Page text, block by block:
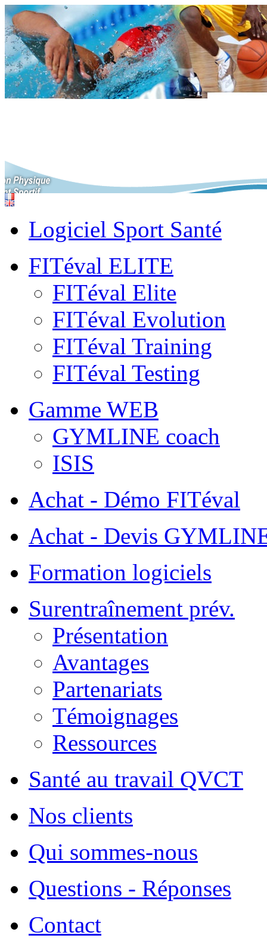
Logiciel Sport Santé
FITéval ELITE
FITéval Elite
FITéval Evolution
FITéval Training
FITéval Testing
Gamme WEB
GYMLINE coach
ISIS
Achat - Démo FITéval
Achat - Devis
Formation logiciels
Surentraînement prév.
Présentation
Avantages
Partenariats
Témoignages
Ressources
Santé au travail QVCT
Nos clients
Qui sommes-nous
Questions - Réponses
Contact